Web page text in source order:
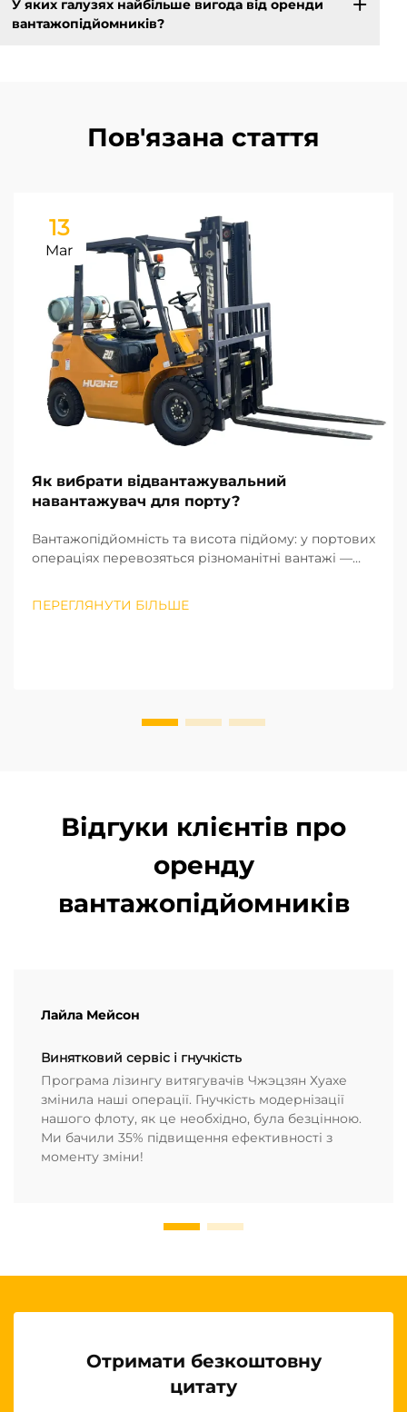
У яких галузях найбільше вигода від оренди
вантажопідйомників?
Пов'язана стаття
13
Mar
Як вибрати відвантажувальний
навантажувач для порту?
Вантажопідйомність та висота підйому: у портових
операціях перевозяться різноманітні вантажі —
вантажопідйомність є першим критичним
ПЕРЕГЛЯНУТИ БІЛЬШЕ
Відгуки клієнтів про
оренду
вантажопідйомників
Лайла Мейсон
Винятковий сервіс і гнучкість
Програма лізингу витягувачів Чжэцзян Хуахе
змінила наші операції. Гнучкість модернізації
нашого флоту, як це необхідно, була безцінною.
Ми бачили 35% підвищення ефективності з
моменту зміни!
Отримати безкоштовну
цитату